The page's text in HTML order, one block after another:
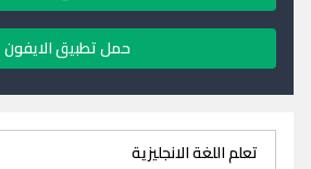
حمل تطبيق الايفون
تعلم اللغة الانجليزية